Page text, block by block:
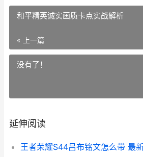
和平精英诚实画质卡点实战解析
« 上一篇
没有了！
延伸阅读